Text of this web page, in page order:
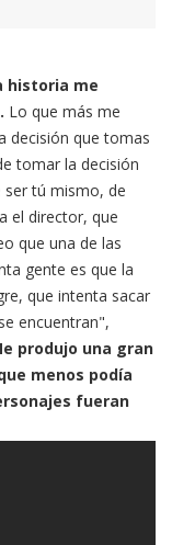
historia me
Lo que más me
decisión que tomas
tomar la decisión
ser tú mismo, de
el director, que
que una de las
gente es que la
que intenta sacar
encuentran",
produjo una gran
menos podía
fueran